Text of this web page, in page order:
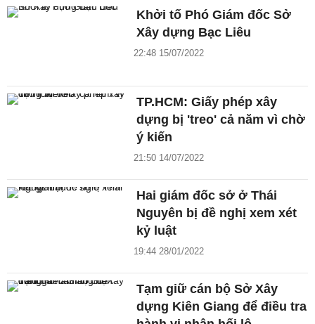
Khởi tố Phó Giám đốc Sở
Xây dựng Bạc Liêu
22:48 15/07/2022
TP.HCM: Giấy phép xây
dựng bị 'treo' cả năm vì chờ
ý kiến
21:50 14/07/2022
Hai giám đốc sở ở Thái
Nguyên bị đề nghị xem xét
kỷ luật
19:44 28/01/2022
Tạm giữ cán bộ Sở Xây
dựng Kiên Giang để điều tra